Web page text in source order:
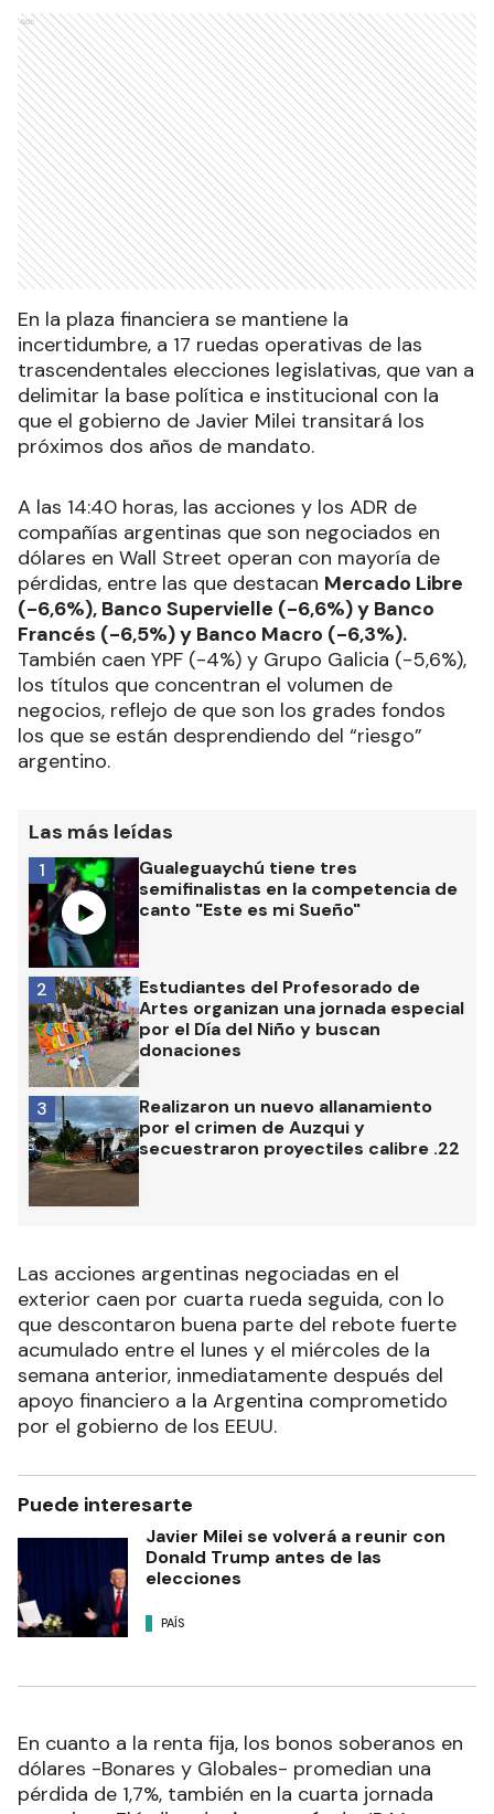
Ads
En la plaza financiera se mantiene la
incertidumbre, a 17 ruedas operativas de las
trascendentales elecciones legislativas, que van a
delimitar la base política e institucional con la
que el gobierno de Javier Milei transitará los
próximos dos años de mandato.
A las 14:40 horas, las acciones y los ADR de
compañías argentinas que son negociados en
dólares en Wall Street operan con mayoría de
pérdidas, entre las que destacan Mercado Libre
(-6,6%), Banco Supervielle (-6,6%) y Banco
Francés (-6,5%) y Banco Macro (-6,3%).
También caen YPF (-4%) y Grupo Galicia (-5,6%),
los títulos que concentran el volumen de
negocios, reflejo de que son los grades fondos
los que se están desprendiendo del “riesgo”
argentino.
Las más leídas
Gualeguaychú tiene tres
semifinalistas en la competencia de
canto "Este es mi Sueño"
1
Estudiantes del Profesorado de
Artes organizan una jornada especial
por el Día del Niño y buscan
donaciones
2
Realizaron un nuevo allanamiento
por el crimen de Auzqui y
secuestraron proyectiles calibre .22
3
Las acciones argentinas negociadas en el
exterior caen por cuarta rueda seguida, con lo
que descontaron buena parte del rebote fuerte
acumulado entre el lunes y el miércoles de la
semana anterior, inmediatamente después del
apoyo financiero a la Argentina comprometido
por el gobierno de los EEUU.
Puede interesarte
Javier Milei se volverá a reunir con
Donald Trump antes de las
elecciones
PAÍS
En cuanto a la renta fija, los bonos soberanos en
dólares -Bonares y Globales- promedian una
pérdida de 1,7%, también en la cuarta jornada